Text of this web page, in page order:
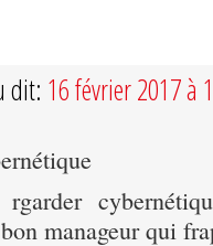
dit: 16 février 2017 à
manageur qui